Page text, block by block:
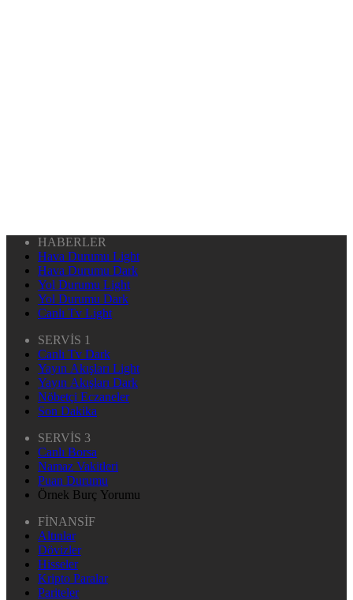
HABERLER
Hava Durumu Light
Hava Durumu Dark
Yol Durumu Light
Yol Durumu Dark
Canlı Tv Light
SERVİS 1
Canlı Tv Dark
Yayın Akışları Light
Yayın Akışları Dark
Nöbetçi Eczaneler
Son Dakika
SERVİS 3
Canlı Borsa
Namaz Vakitleri
Puan Durumu
Örnek Burç Yorumu
FİNANSİF
Altınlar
Dövizler
Hisseler
Kripto Paralar
Pariteler